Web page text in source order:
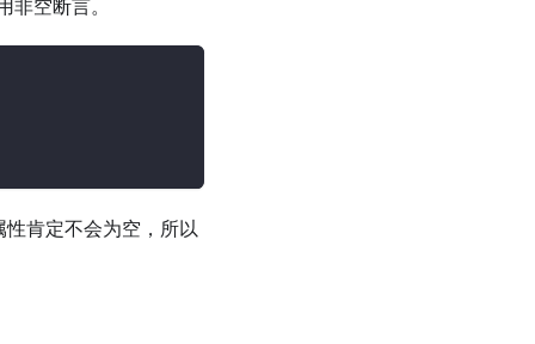
空断言。
肯定不会为空，所以